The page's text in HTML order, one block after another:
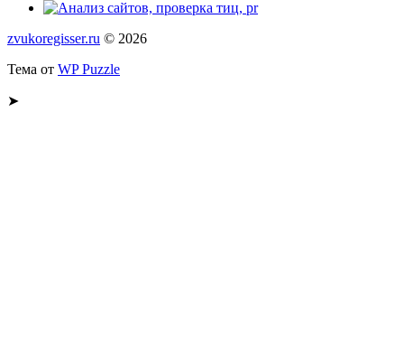
zvukoregisser.ru © 2026
Тема от WP Puzzle
➤